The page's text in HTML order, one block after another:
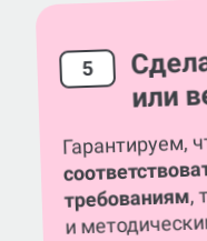
5
или
Гарантируем,
требованиям,
и